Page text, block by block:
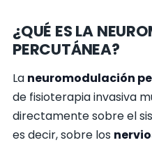
¿QUÉ ES LA
PERCUTÁNEA?
La neuromodulación
de fisioterapia invasiva
directamente sobre el
es decir, sobre los